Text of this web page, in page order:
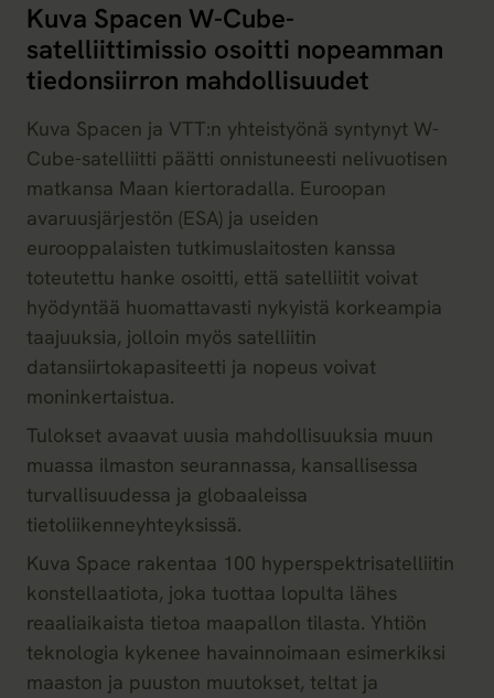
Kuva Spacen W-Cube-
satelliittimissio osoitti nopeamman
tiedonsiirron mahdollisuudet
Kuva Spacen ja VTT:n yhteistyönä syntynyt W-
Cube-satelliitti päätti onnistuneesti nelivuotisen
matkansa Maan kiertoradalla. Euroopan
avaruusjärjestön (ESA) ja useiden
eurooppalaisten tutkimuslaitosten kanssa
toteutettu hanke osoitti, että satelliitit voivat
hyödyntää huomattavasti nykyistä korkeampia
taajuuksia, jolloin myös satelliitin
datansiirtokapasiteetti ja nopeus voivat
moninkertaistua.
Tulokset avaavat uusia mahdollisuuksia muun
muassa ilmaston seurannassa, kansallisessa
turvallisuudessa ja globaaleissa
tietoliikenneyhteyksissä.
Kuva Space rakentaa 100 hyperspektrisatelliitin
konstellaatiota, joka tuottaa lopulta lähes
reaaliaikaista tietoa maapallon tilasta. Yhtiön
teknologia kykenee havainnoimaan esimerkiksi
maaston ja puuston muutokset, teltat ja